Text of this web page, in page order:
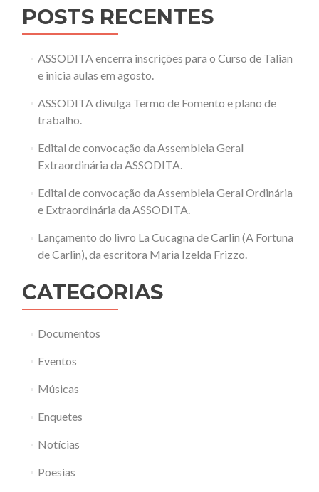
POSTS RECENTES
ASSODITA encerra inscrições para o Curso de Talian
e inicia aulas em agosto.
ASSODITA divulga Termo de Fomento e plano de
trabalho.
Edital de convocação da Assembleia Geral
Extraordinária da ASSODITA.
Edital de convocação da Assembleia Geral Ordinária
e Extraordinária da ASSODITA.
Lançamento do livro La Cucagna de Carlin (A Fortuna
de Carlin), da escritora Maria Izelda Frizzo.
CATEGORIAS
Documentos
Eventos
Músicas
Enquetes
Notícias
Poesias